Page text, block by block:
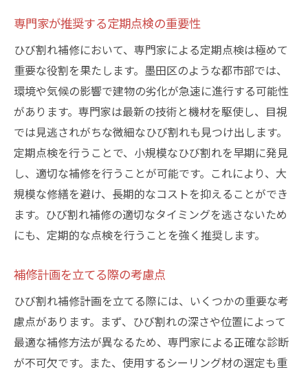
専門家が推奨する定期点検の重要性
ひび割れ補修において、専門家による定期点検は極めて
重要な役割を果たします。墨田区のような都市部では、
環境や気候の影響で建物の劣化が急速に進行する可能性
があります。専門家は最新の技術と機材を駆使し、目視
では見逃されがちな微細なひび割れも見つけ出します。
定期点検を行うことで、小規模なひび割れを早期に発見
し、適切な補修を行うことが可能です。これにより、大
規模な修繕を避け、長期的なコストを抑えることができ
ます。ひび割れ補修の適切なタイミングを逃さないため
にも、定期的な点検を行うことを強く推奨します。
補修計画を立てる際の考慮点
ひび割れ補修計画を立てる際には、いくつかの重要な考
慮点があります。まず、ひび割れの深さや位置によって
最適な補修方法が異なるため、専門家による正確な診断
が不可欠です。また、使用するシーリング材の選定も重